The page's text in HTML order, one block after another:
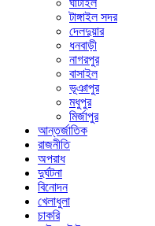
ঘাটাইল
টাঙ্গাইল সদর
দেলদুয়ার
ধনবাড়ী
নাগরপুর
বাসাইল
ভূঞাপুর
মধুপুর
মির্জাপুর
আন্তর্জাতিক
রাজনীতি
অপরাধ
দুর্ঘটনা
বিনোদন
খেলাধুলা
চাকরি